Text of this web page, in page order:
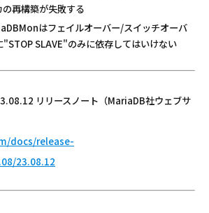
再構築が失敗する
はフェイルオーバー/スイッチオーバ
"STOP SLAVE"のみに依存してはいけない
リリースノート（MariaDB社ウェブサ
docs/release-
23.08.12